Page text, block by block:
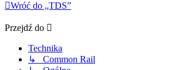
Wróć do „TDS”
Przejdź do
Technika
↳ Common Rail